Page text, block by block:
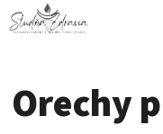
Prejsť
Orechy
K
O
Č